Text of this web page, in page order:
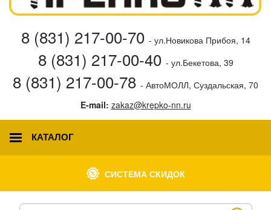
8 (831) 217-00-70 - ул.Новикова Прибоя, 14
8 (831) 217-00-40 - ул.Бекетова, 39
8 (831) 217-00-78 - АвтоМОЛЛ, Суздальская, 70
E-mail: zakaz@krepko-nn.ru
КАТАЛОГ
СИСТЕМА СКИДОК